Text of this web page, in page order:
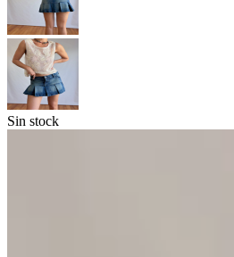
Sin stock